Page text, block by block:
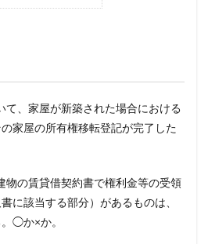
て、家屋が新築された場合における
家屋の所有権移転登記が完了した
物の賃貸借契約書で権利金等の受領
に該当する部分）があるものは、
◯か×か。